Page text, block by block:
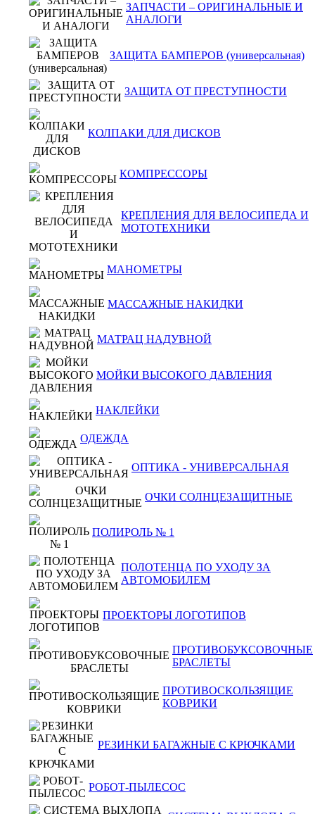
ЗАПЧАСТИ – ОРИГИНАЛЬНЫЕ И
АНАЛОГИ
ЗАЩИТА БАМПЕРОВ (универсальная)
ЗАЩИТА ОТ ПРЕСТУПНОСТИ
КОЛПАКИ ДЛЯ ДИСКОВ
КОМПРЕССОРЫ
КРЕПЛЕНИЯ ДЛЯ ВЕЛОСИПЕДА И
МОТОТЕХНИКИ
МАНОМЕТРЫ
МАССАЖНЫЕ НАКИДКИ
МАТРАЦ НАДУВНОЙ
МОЙКИ ВЫСОКОГО ДАВЛЕНИЯ
НАКЛЕЙКИ
ОДЕЖДА
ОПТИКА - УНИВЕРСАЛЬНАЯ
ОЧКИ СОЛНЦЕЗАЩИТНЫЕ
ПОЛИРОЛЬ № 1
ПОЛОТЕНЦА ПО УХОДУ ЗА
АВТОМОБИЛЕМ
ПРОЕКТОРЫ ЛОГОТИПОВ
ПРОТИВОБУКСОВОЧНЫЕ
БРАСЛЕТЫ
ПРОТИВОСКОЛЬЗЯЩИЕ
КОВРИКИ
РЕЗИНКИ БАГАЖНЫЕ С КРЮЧКАМИ
РОБОТ-ПЫЛЕСОС